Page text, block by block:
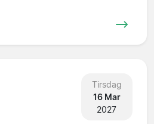
Tirsdag
16 Mar
2027